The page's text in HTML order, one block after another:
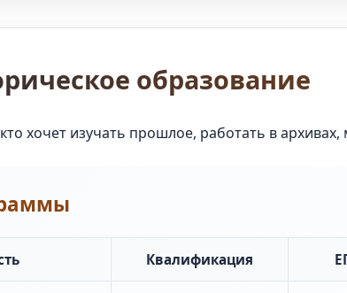
образование
хочет изучать прошлое, работать в
Квалификация